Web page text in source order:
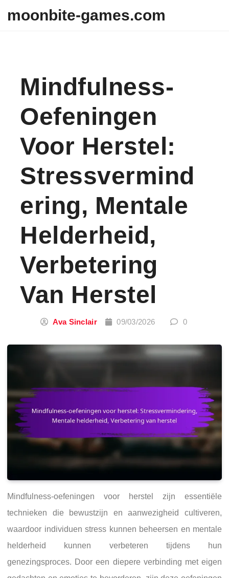
moonbite-games.com
Mindfulness-
Oefeningen
Voor Herstel:
Stressvermind
Ering, Mentale
Helderheid,
Verbetering
Van Herstel
Ava Sinclair 09/03/2026 0
Mindfulness-oefeningen voor herstel zijn essentiële
technieken die bewustzijn en aanwezigheid cultiveren,
waardoor individuen stress kunnen beheersen en mentale
helderheid kunnen verbeteren tijdens hun
genezingsproces. Door een diepere verbinding met eigen